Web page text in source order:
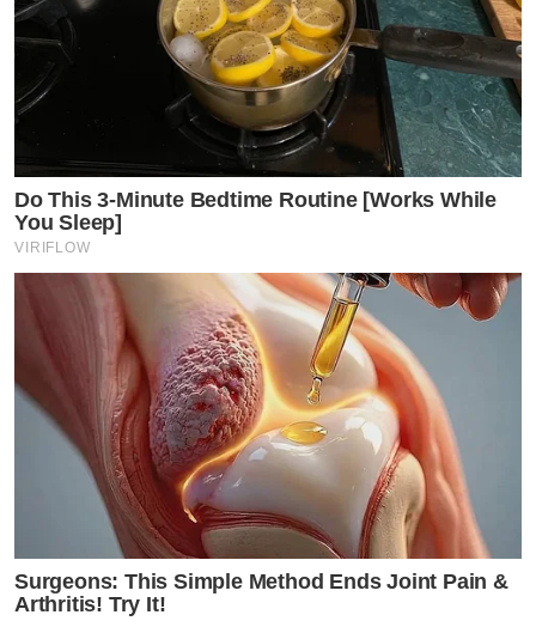
Do This 3-Minute Bedtime Routine [Works While
You Sleep]
VIRIFLOW
Surgeons: This Simple Method Ends Joint Pain &
Arthritis! Try It!